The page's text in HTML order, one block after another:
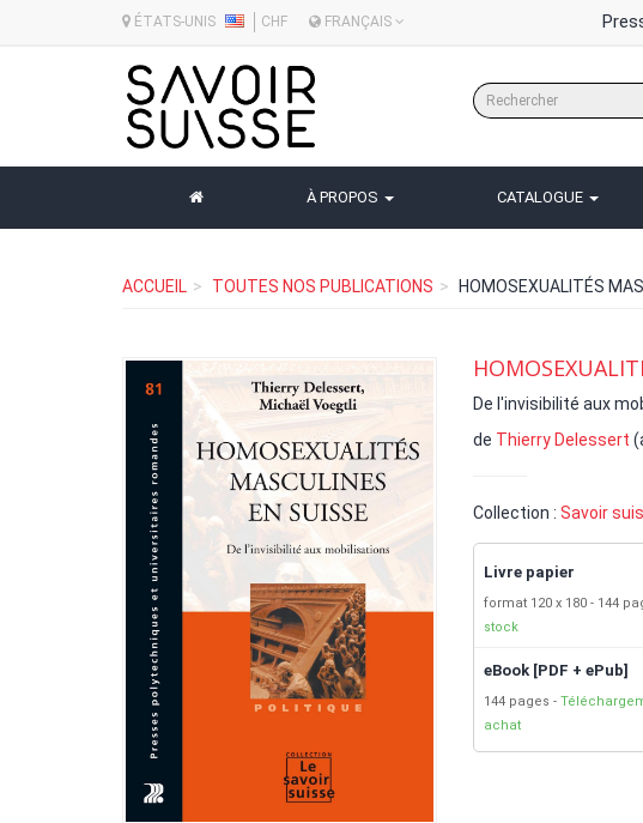
ÉTATS-UNIS CHF FRANÇAIS
À PROPOS CATALOGUE
ACCUEIL TOUTES NOS PUBLICATIONS HOMOSEXUALITÉS
De l'invisibilité aux
de Thierry Delessert
Collection : Savoir
Livre papier
format 120 x 180 144
stock
eBook [PDF + ePub]
144 pages
achat